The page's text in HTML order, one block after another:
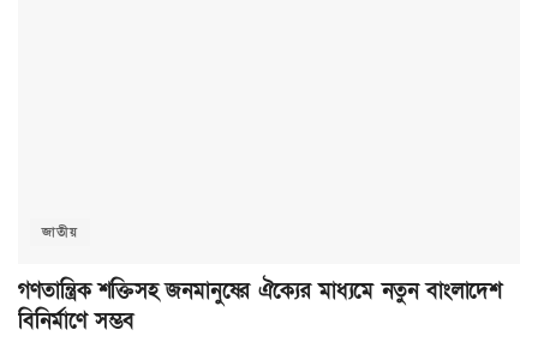
জাতীয়
গণতান্ত্রিক শক্তিসহ জনমানুষের ঐক্যের মাধ্যমে নতুন বাংলাদেশ
বিনির্মাণে সম্ভব